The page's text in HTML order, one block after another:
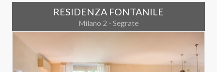
RESIDENZA FONTANILE
Milano 2 - Segrate